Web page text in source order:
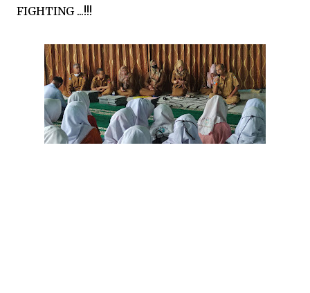
FIGHTING ...!!!